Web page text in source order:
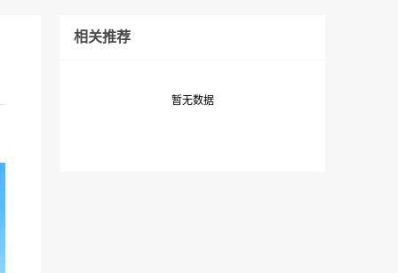
相关推荐
暂无数据